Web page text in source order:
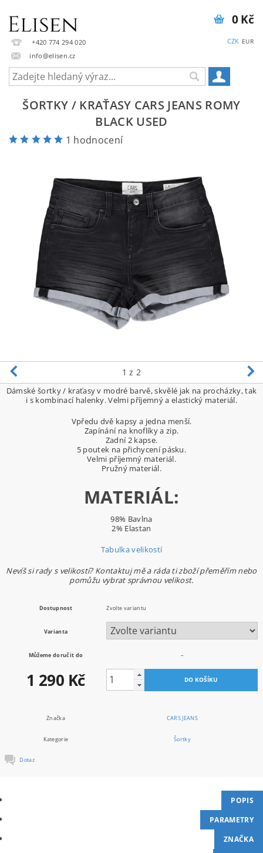
+420 774 294 020
info@elisen.cz
CZK EUR
0 Kč
ŠORTKY / KRAŤASY CARS JEANS ROMY
BLACK USED
1 hodnocení
1 z 2
Dámské šortky / kraťasy v modré barvě, skvělé jak na procházky, tak
i s kombinací halenky. Velmi příjemný a elastický materiál.
Vpředu dvě kapsy a jedna menší.
Zapínání na knoflíky a zip.
Zadní 2 kapse.
5 poutek na přichycení pásku.
Velmi příjemný materiál.
Pružný materiál.
MATERIÁL:
98% Bavlna
2% Elastan
Tabulka velikostí
Nevíš si rady s velikostí? Kontaktuj mě a ráda ti zboží přeměřím nebo
pomůžu vybrat správnou velikost.
Dostupnost Zvolte variantu
Varianta
Můžeme doručit do –
1 290 Kč
Značka CARS JEANS
Kategorie Šortky
Dotaz
POPIS
PARAMETRY
ZNAČKA